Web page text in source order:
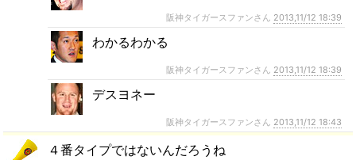
阪神タイガースファンさん 2013,11/12 18:39
わかるわかる
阪神タイガースファンさん 2013,11/12 18:39
デスヨネー
阪神タイガースファンさん 2013,11/12 18:43
４番タイプではないんだろうね